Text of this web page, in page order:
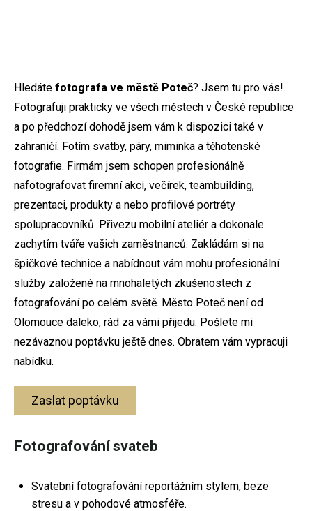
Fotografování párů
Rodinné fotografování
Firemní focení
Dokument
Hledáte fotografa ve městě Poteč? Jsem tu pro vás!
Fotografuji prakticky ve všech městech v České republice
a po předchozí dohodě jsem vám k dispozici také v
zahraničí. Fotím svatby, páry, miminka a těhotenské
fotografie. Firmám jsem schopen profesionálně
nafotografovat firemní akci, večírek, teambuilding,
prezentaci, produkty a nebo profilové portréty
spolupracovníků. Přivezu mobilní ateliér a dokonale
zachytím tváře vašich zaměstnanců. Zakládám si na
špičkové technice a nabídnout vám mohu profesionální
služby založené na mnohaletých zkušenostech z
fotografování po celém světě. Město Poteč není od
Olomouce daleko, rád za vámi přijedu. Pošlete mi
nezávaznou poptávku ještě dnes. Obratem vám vypracuji
nabídku.
Zaslat poptávku
Fotografování svateb
Svatební fotografování reportážním stylem, beze
stresu a v pohodové atmosféře.